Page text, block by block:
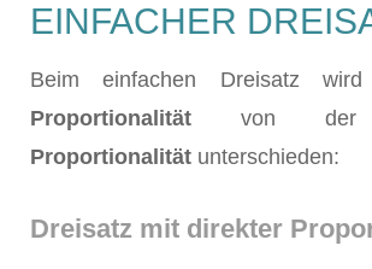
EINFACHER
Beim einfachen Dreisatz
Proportionalität von
Proportionalität unterschieden:
Dreisatz mit direkter